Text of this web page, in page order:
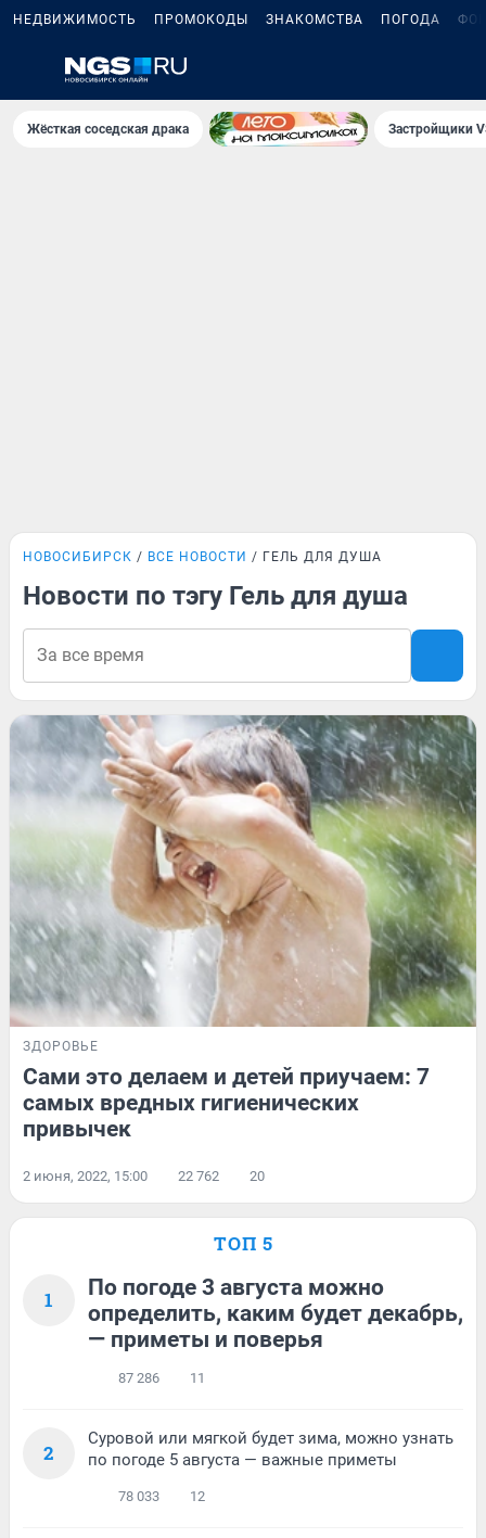
НЕДВИЖИМОСТЬ ПРОМОКОДЫ ЗНАКОМСТВА ПОГОДА
Жёсткая соседская драка Застройщики
НОВОСИБИРСК ВСЕ НОВОСТИ ГЕЛЬ ДЛЯ ДУША
Новости по тэгу Гель для душа
ЗДОРОВЬЕ
Сами это делаем и детей приучаем: 7
самых вредных гигиенических
привычек
2 июня, 2022, 15:00 22 762 20
ТОП 5
1
По погоде 3 августа можно
определить, каким будет декабрь,
— приметы и поверья
87 286 11
2
Суровой или мягкой будет зима, можно узнать
по погоде 5 августа — важные приметы
78 033 12